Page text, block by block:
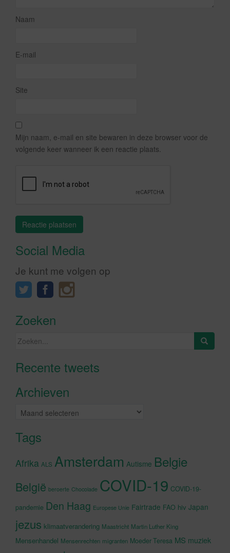
Naam
E-mail
Site
Mijn naam, e-mail en site bewaren in deze browser voor de
volgende keer wanneer ik een reactie plaats.
Social Media
Je kunt me volgen op
Zoeken
Zoeken
Recente tweetsKlik om marketing cookies te
Archieven
Archieven
Tags
Afrika ALS Amsterdam Autisme Belgie
België beroerte Chocolade COVID-19 COVID-19-
pandemie Den Haag Europese Unie Fairtrade FAO hiv Japan
jezus klimaatverandering Maastricht Martin Luther King
Mensenhandel Mensenrechten migranten Moeder Teresa MS muziek